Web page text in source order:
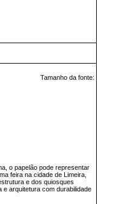
Tamanho da fonte:
o papelão pode representar
feira na cidade de Limeira,
e dos quiosques
arquitetura com durabilidade